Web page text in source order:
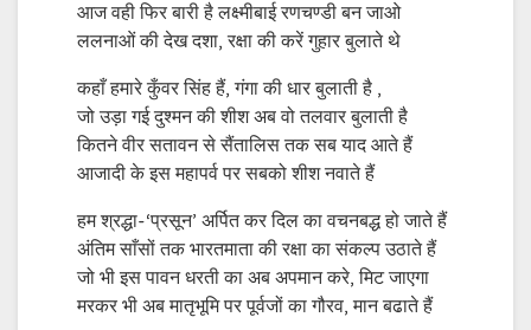
आज वही फिर बारी है लक्ष्मीबाई रणचण्डी बन जाओ
ललनाओं की देख दशा, रक्षा की करें गुहार बुलाते थे
कहाँ हमारे कुँवर सिंह हैं, गंगा की धार बुलाती है ,
जो उड़ा गई दुश्मन की शीश अब वो तलवार बुलाती है
कितने वीर सतावन से सैंतालिस तक सब याद आते हैं
आजादी के इस महापर्व पर सबको शीश नवाते हैं
हम श्रद्धा-‘प्रसून’ अर्पित कर दिल का वचनबद्ध हो जाते हैं
अंतिम साँसों तक भारतमाता की रक्षा का संकल्प उठाते हैं
जो भी इस पावन धरती का अब अपमान करे, मिट जाएगा
मरकर भी अब मातृभूमि पर पूर्वजों का गौरव, मान बढाते हैं